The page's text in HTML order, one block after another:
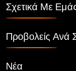
Σχετικά Με
Προβολείς Ανά
Νέα